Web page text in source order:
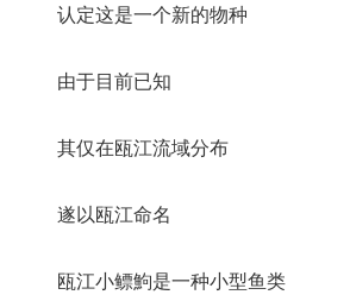
认定这是一个新的物种
由于目前已知
其仅在瓯江流域分布
遂以瓯江命名
瓯江小鳔鮈是一种小型鱼类